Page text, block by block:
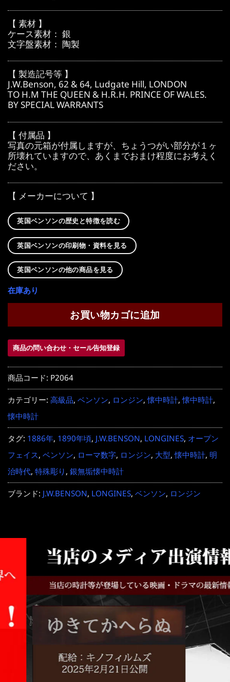
【 素材 】
ケース素材： 銀
文字盤素材： 陶製
【 製造記号等 】
J.W.Benson, 62 & 64, Ludgate Hill, LONDON
TO H.M THE QUEEN & H.R.H. PRINCE OF WALES.
BY SPECIAL WARRANTS
【 付属品 】
写真の元箱が付属しますが、ちょうつがい部分が１ヶ
所壊れていますので、あくまでおまけ程度にお考えく
ださい。
【 メーカーについて 】
英国ベンソンの歴史と特徴を読む
英国ベンソンの印刷物・資料を見る
英国ベンソンの他の商品を見る
在庫あり
お買い物カゴに追加
商品の問い合わせ・セール告知登録
商品コード: P2064
カテゴリー: 高級品, ベンソン, ロンジン,懐中時計,懐中時計,
懐中時計
タグ: 1886年, 1890年頃, J.W.BENSON, LONGINES, オープン
フェイス, ベンソン, ローマ数字, ロンジン, 大型,懐中時計, 明
治時代, 特殊彫り, 銀無垢懐中時計
ブランド: J.W.BENSON, LONGINES, ベンソン, ロンジン